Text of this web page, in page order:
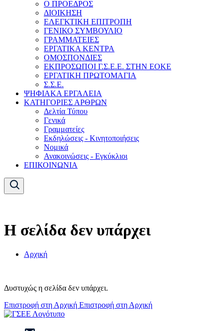
Ο ΠΡΟΕΔΡΟΣ
ΔΙΟΙΚΗΣΗ
ΕΛΕΓΚΤΙΚΗ ΕΠΙΤΡΟΠΗ
ΓΕΝΙΚΟ ΣΥΜΒΟΥΛΙΟ
ΓΡΑΜΜΑΤΕΙΕΣ
ΕΡΓΑΤΙΚΑ ΚΕΝΤΡΑ
ΟΜΟΣΠΟΝΔΙΕΣ
ΕΚΠΡΟΣΩΠΟΙ Γ.Σ.Ε.Ε. ΣΤΗΝ ΕΟΚΕ
ΕΡΓΑΤΙΚΗ ΠΡΩΤΟΜΑΓΙΑ
Σ.Σ.Ε.
ΨΗΦΙΑΚΑ ΕΡΓΑΛΕΙΑ
ΚΑΤΗΓΟΡΙΕΣ ΑΡΘΡΩΝ
Δελτία Τύπου
Γενικά
Γραμματείες
Εκδηλώσεις - Κινητοποιήσεις
Νομικά
Ανακοινώσεις - Εγκύκλιοι
ΕΠΙΚΟΙΝΩΝΙΑ
Η σελίδα δεν υπάρχει
Αρχική
Δυστυχώς η σελίδα δεν υπάρχει.
Επιστροφή στη Αρχική Επιστροφή στη Αρχική